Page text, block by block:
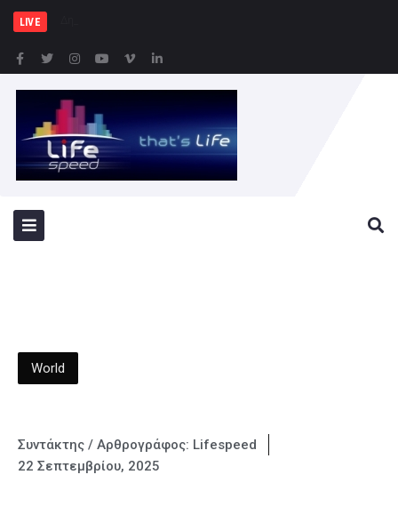
LIVE
World
Συντάκτης / Αρθρογράφος: Lifespeed
22 Σεπτεμβρίου, 2025